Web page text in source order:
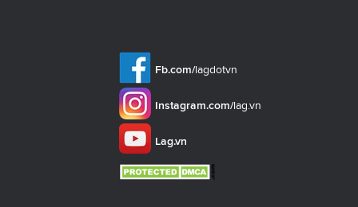
Fb.com/lagdotvn
Instagram.com/lag.vn
Lag.vn